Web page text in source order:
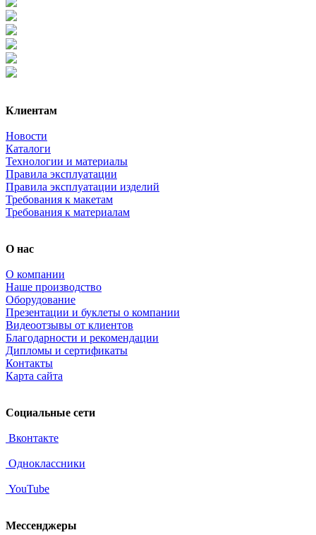
Клиентам
Новости
Каталоги
Технологии и материалы
Правила эксплуатации
Правила эксплуатации изделий
Требования к макетам
Требования к материалам
О нас
О компании
Наше производство
Оборудование
Презентации и буклеты о компании
Видеоотзывы от клиентов
Благодарности и рекомендации
Дипломы и сертификаты
Контакты
Карта сайта
Социальные сети
Вконтакте
Одноклассники
YouTube
Мессенджеры